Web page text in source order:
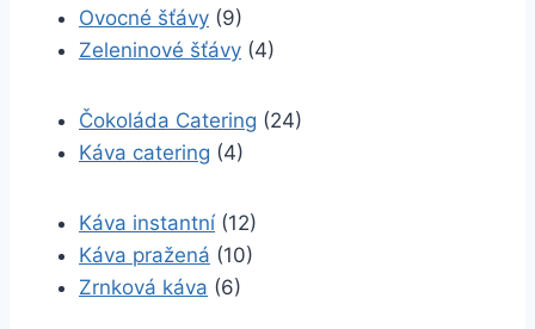
Ovocné šťávy (9)
Zeleninové šťávy (4)
Čokoláda Catering (24)
Káva catering (4)
Káva instantní (12)
Káva pražená (10)
Zrnková káva (6)